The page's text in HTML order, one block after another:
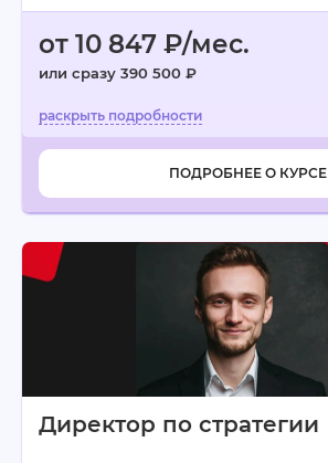
от 10 847 ₽/мес.
или сразу 390 500 ₽
ПОДРОБНЕЕ О КУРСЕ
Директор по стратегии